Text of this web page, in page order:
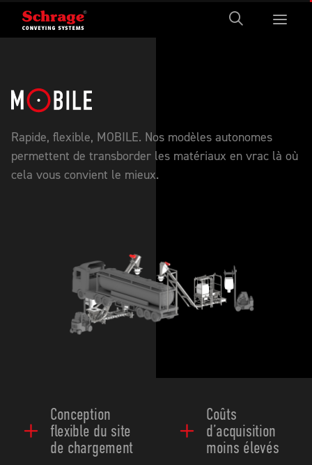
Rapide, flexible, MOBILE. Nos modèles autonomes
permettent de transborder les matériaux en vrac là où
cela vous convient le mieux.
Conception
flexible du site
de chargement
Coûts
d’acquisition
moins élevés